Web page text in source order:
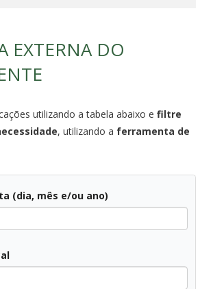
EXTERNA DO
utilizando a tabela abaixo e filtre
, utilizando a ferramenta de
(dia, mês e/ou ano)